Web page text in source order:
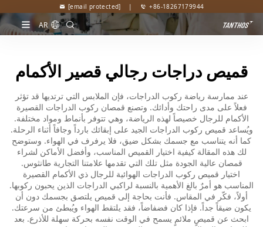
[email protected] | +86-18267179944
AR
قميص دراجات رجالي قصير الأكمام
عند ممارسة رياضة ركوب الدراجات، فإن الملابس التي ترتديها قد تؤثر
فعلاً على مدى راحتك وأدائك. وتصنع قمصان ركوب الدراجات القصيرة
الأكمام للرجال خصيصاً لهذه الرياضة، وهي تتوفر بأنماط ومواد مختلفة.
ويُساعد قميص ركوب الدراجات الجيد على إبقائك بارداً وجافاً أثناء الرحلة.
كما أنه يتناسب مع جسمك بشكل ضيق، فلا يرفرف في الهواء. وستوضح
لك هذه المقالة كيفية اختيار القميص المناسب، وأفضل الأماكن لشراء
قمصان عالية الجودة مثل تلك التي تقدمها علامتنا التجارية طانثوس.
اختيار قميص ركوب الدراجات الهوائية للرجال ذي الأكمام القصيرة
المناسب هو أمرٌ بالغ الأهمية بالنسبة لراكبي الدراجات الذين يحبون ركوبها.
أولاً، فكّر في المقاس. فأنت بحاجة إلى قميص يلتصق بجسمك دون أن
يكون ضيقاً جداً. فإذا كان فضفاضاً، فقد يلتقط الهواء ويُبطئ من سرعتك.
ابحث عن قميصٍ ملائمٍ يسمح في الوقت نفسه بحركة سهلة للأذرع. بعد